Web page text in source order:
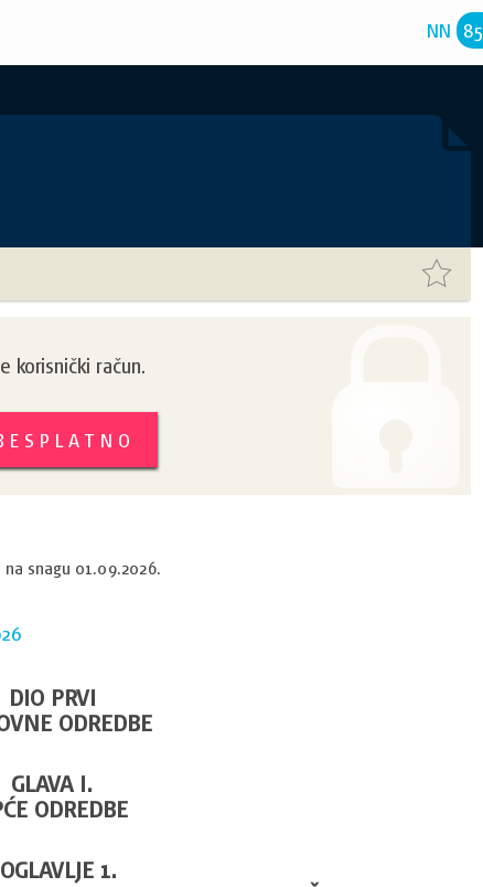
NN 85
korisnički račun.
snagu 01.09.2026.
DIO PRVI
ODREDBE
GLAVA I.
ODREDBE
1.